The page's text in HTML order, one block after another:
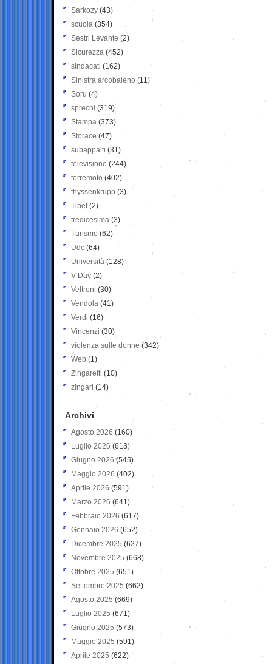
Sarkozy (43)
scuola (354)
Sestri Levante (2)
Sicurezza (452)
sindacati (162)
Sinistra arcobaleno (11)
Soru (4)
sprechi (319)
Stampa (373)
Storace (47)
subappalti (31)
televisione(244)
terremoto (402)
thyssenkrupp (3)
Tibet(2)
tredicesima (3)
Turismo (62)
Udc (64)
Università (128)
V-Day (2)
Veltroni (30)
Vendola (41)
Verdi (16)
Vincenzi (30)
violenza sulle donne (342)
Web (1)
Zingaretti (10)
zingari (14)
Archivi
Agosto 2026 (160)
Luglio 2026 (613)
Giugno 2026 (545)
Maggio 2026 (402)
Aprile 2026 (591)
Marzo 2026 (641)
Febbraio 2026 (617)
Gennaio 2026 (652)
Dicembre 2025 (627)
Novembre 2025 (668)
Ottobre 2025 (651)
Settembre 2025 (662)
Agosto 2025 (669)
Luglio 2025 (671)
Giugno 2025 (573)
Maggio 2025 (591)
Aprile 2025 (622)